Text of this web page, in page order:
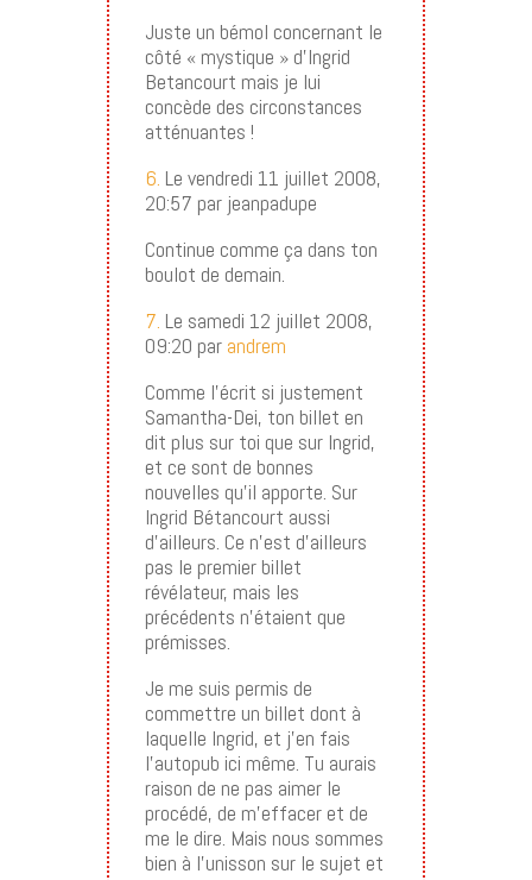
Juste un bémol concernant le
côté « mystique » d’Ingrid
Betancourt mais je lui
concède des circonstances
atténuantes !
6. Le vendredi 11 juillet 2008,
20:57 par jeanpadupe
Continue comme ça dans ton
boulot de demain.
7. Le samedi 12 juillet 2008,
09:20 par andrem
Comme l’écrit si justement
Samantha-Dei, ton billet en
dit plus sur toi que sur Ingrid,
et ce sont de bonnes
nouvelles qu’il apporte. Sur
Ingrid Bétancourt aussi
d’ailleurs. Ce n’est d’ailleurs
pas le premier billet
révélateur, mais les
précédents n’étaient que
prémisses.
Je me suis permis de
commettre un billet dont à
laquelle Ingrid, et j’en fais
l’autopub ici même. Tu aurais
raison de ne pas aimer le
procédé, de m’effacer et de
me le dire. Mais nous sommes
bien à l’unisson sur le sujet et